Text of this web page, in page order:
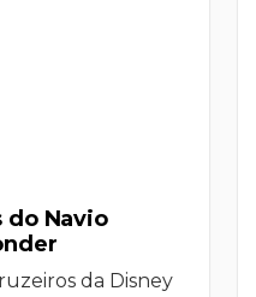
do Navio
da Disney